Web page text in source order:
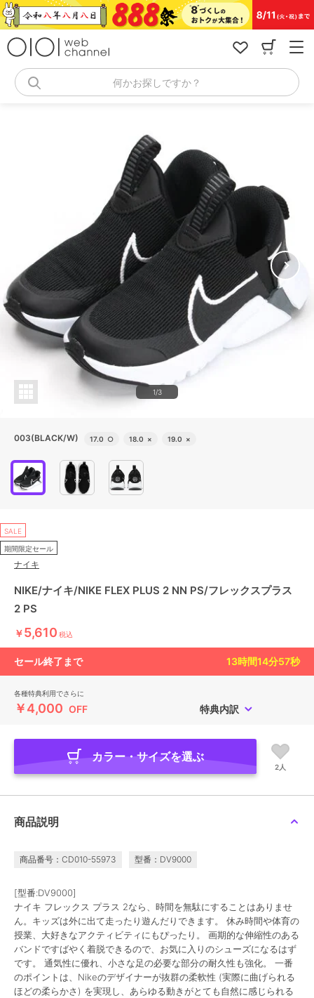
コ
ン
何かお探しですか？
1/3
003(BLACK/W) 17.0 ○ 18.0 × 19.0 ×
SALE
期間限定セール
ナイキ
NIKE/ナイキ/NIKE FLEX PLUS 2 NN PS/フレックスプラス
2 PS
￥5,610 税込
セール終了まで 13時間14分56秒
各種特典利用でさらに
￥4,000 OFF 特典内訳
カラー・サイズを選ぶ
2人
商品説明
商品番号：CD010-55973 型番：DV9000
[型番:DV9000]
ナイキ フレックス プラス 2なら、時間を無駄にすることはありませ
ん。キッズは外に出て走ったり遊んだりできます。 休み時間や体育の
授業、大好きなアクティビティにもぴったり。 画期的な伸縮性のある
バンドですばやく着脱できるので、お気に入りのシューズになるはず
です。 通気性に優れ、小さな足の必要な部分の耐久性も強化。 一番
のポイントは、Nikeのデザイナーが抜群の柔軟性 (実際に曲げられる
ほどの柔らかさ) を実現し、あらゆる動きがとても自然に感じられる